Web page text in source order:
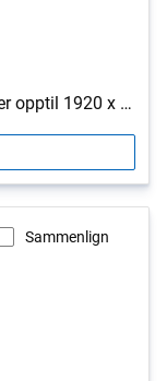
1 HDMI-port(er) (HDCP 1.4) (Støtter opptil 1920 x 1080 som spesifisert i HDMI 2.1 (TMDS)), 1 DisplayPort 1.4 (HDCP 1.4)-port(er), 1 DisplayPort Out 1.4-port(er), 2 USB Type-A 5 Gbps nedstrømsport(er), 1 USB Type-B 5 Gbps oppstrømsport, 2 USB Type-A 5 Gbps nedstrømsport(er) med batterilading 1.2
Sammenlign